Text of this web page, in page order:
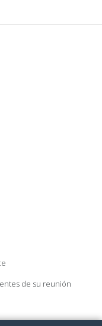
de su reunión